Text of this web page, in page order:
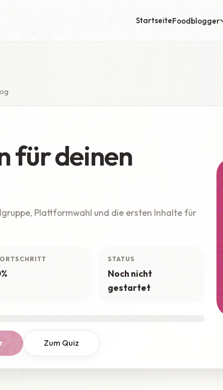
StartseiteFoodblogger
für deinen
Plattformwahl und die ersten Inhalte für
STATUS
Noch nicht
gestartet
Zum Quiz